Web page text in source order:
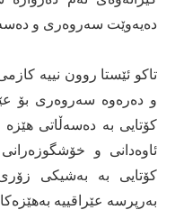
دەیەوێت سەروەری و
تاکو ئێستا روون نییە
و دەرەوە سەروەری بۆ
کۆتایی بە دەسەڵاتی
ئاوەدانی و
کۆتایی بە بەشیکی
بەرپرسە عێراقییە